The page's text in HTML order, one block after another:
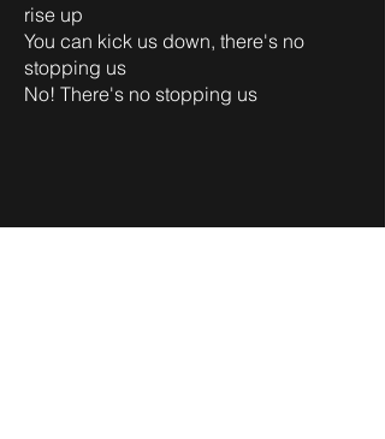
rise up
You can kick us down, there's no
stopping us
No! There's no stopping us